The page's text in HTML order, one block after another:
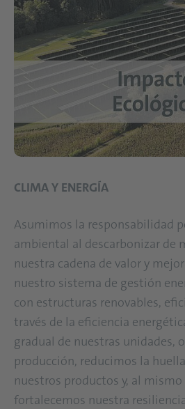
CLIMA Y ENERGÍA
Asumimos la responsabilidad
ambiental al descarbonizar de
nuestra cadena de valor y
nuestro sistema de gestión
con estructuras renovables,
través de la eficiencia
gradual de nuestras unidades,
producción, reducimos la
nuestros productos y, al
fortalecemos nuestra